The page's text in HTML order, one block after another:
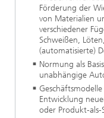
Förderung der
von Materialien
verschiedener
Schweißen,
(automatisierte)
Normung als
unabhängige
Entwicklung
oder Produkt-als-